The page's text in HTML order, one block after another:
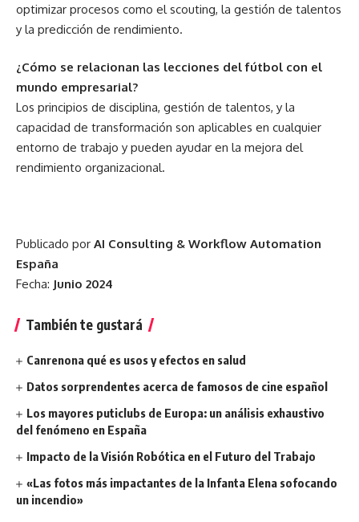
optimizar procesos como el scouting, la gestión de talentos
y la predicción de rendimiento.
¿Cómo se relacionan las lecciones del fútbol con el
mundo empresarial?
Los principios de disciplina, gestión de talentos, y la
capacidad de transformación son aplicables en cualquier
entorno de trabajo y pueden ayudar en la mejora del
rendimiento organizacional.
Publicado por AI Consulting & Workflow Automation
España
Fecha: Junio 2024
También te gustará
Canrenona qué es usos y efectos en salud
Datos sorprendentes acerca de famosos de cine español
Los mayores puticlubs de Europa: un análisis exhaustivo
del fenómeno en España
Impacto de la Visión Robótica en el Futuro del Trabajo
«Las fotos más impactantes de la Infanta Elena sofocando
un incendio»